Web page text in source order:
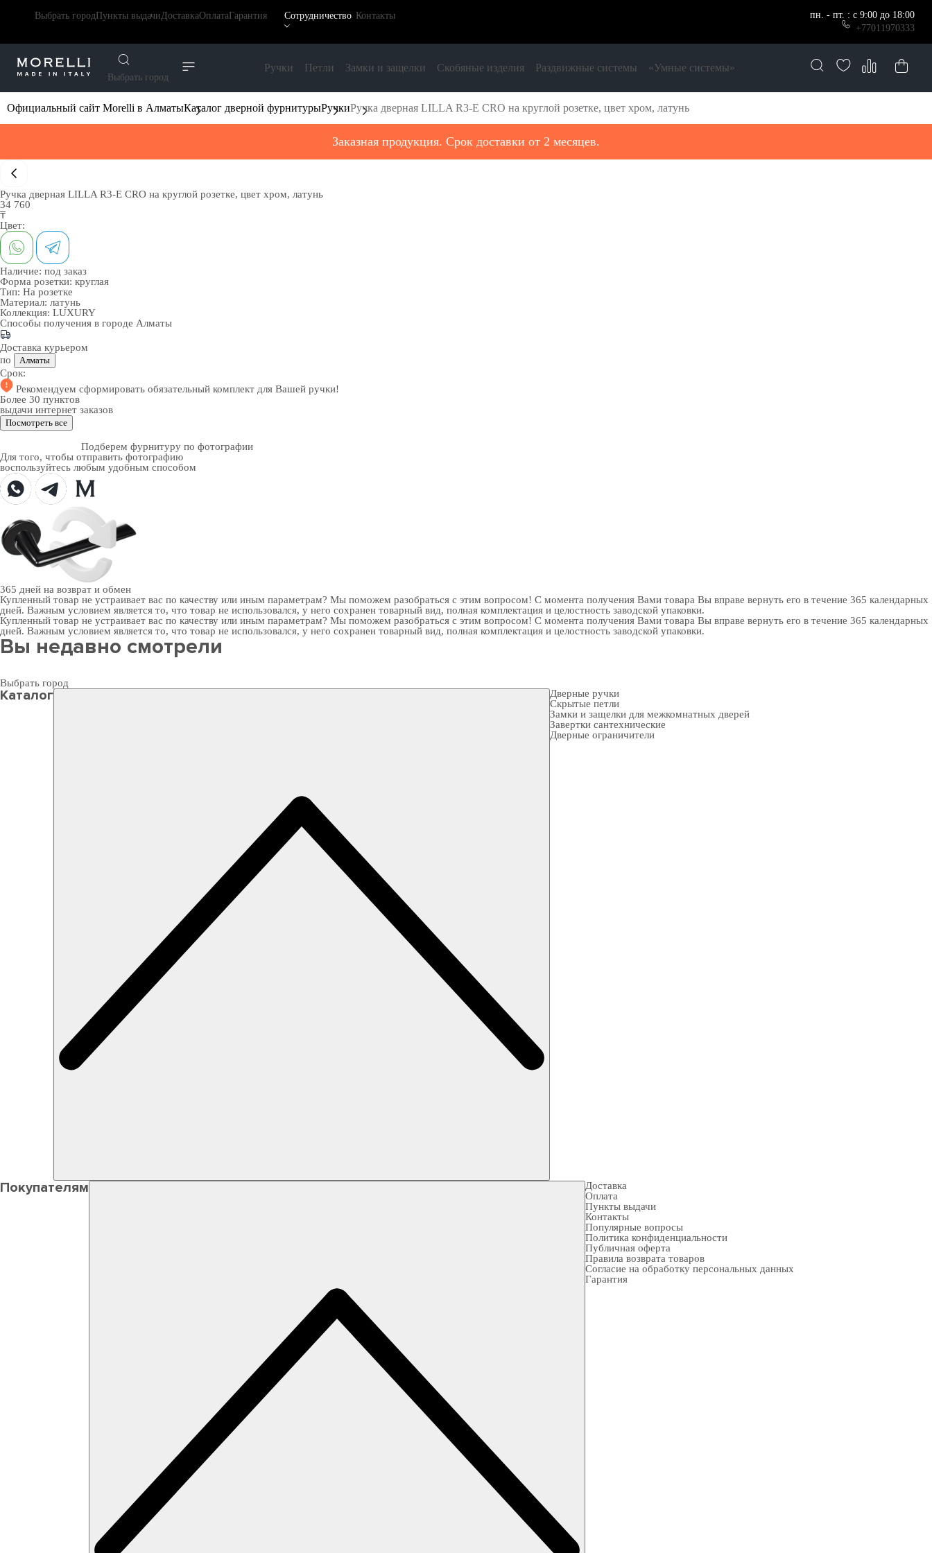
Выбрать городПункты выдачиДоставкаОплатаГарантия Сотрудничество Контакты
пн. - пт. : с 9:00 до 18:00
+77011970333
Выбрать город
Ручки Петли Замки и защелки Скобяные изделия Раздвижные системы «Умные системы»
Официальный сайт Morelli в АлматыКаталог дверной фурнитурыРучкиРучка дверная LILLA R3-E CRO на круглой розетке, цвет хром, латунь
Заказная продукция. Срок доставки от 2 месяцев.
Ручка дверная LILLA R3-E CRO на круглой розетке, цвет хром, латунь
34 760
₸
Цвет:
Наличие: под заказ
Форма розетки: круглая
Тип: На розетке
Материал: латунь
Коллекция: LUXURY
Способы получения в городе Алматы
Доставка курьером
по
Алматы
Срок:
Рекомендуем сформировать обязательный комплект для Вашей ручки!
Более 30 пунктов
выдачи интернет заказов
Посмотреть все
Подберем фурнитуру по фотографии
Для того, чтобы отправить фотографию
воспользуйтесь любым удобным способом
365 дней на возврат и обмен
Купленный товар не устраивает вас по качеству или иным параметрам? Мы поможем разобраться с этим вопросом! С момента получения Вами товара Вы вправе вернуть его в течение 365 календарных
дней. Важным условием является то, что товар не использовался, у него сохранен товарный вид, полная комплектация и целостность заводской упаковки.
Купленный товар не устраивает вас по качеству или иным параметрам? Мы поможем разобраться с этим вопросом! С момента получения Вами товара Вы вправе вернуть его в течение 365 календарных
дней. Важным условием является то, что товар не использовался, у него сохранен товарный вид, полная комплектация и целостность заводской упаковки.
Вы недавно смотрели
Выбрать город
Каталог
Дверные ручки
Скрытые петли
Замки и защелки для межкомнатных дверей
Завертки сантехнические
Дверные ограничители
Покупателям
Доставка
Оплата
Пункты выдачи
Контакты
Популярные вопросы
Политика конфиденциальности
Публичная оферта
Правила возврата товаров
Согласие на обработку персональных данных
Гарантия